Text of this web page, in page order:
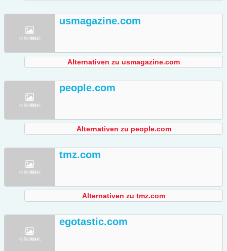
usmagazine.com
Alternativen zu usmagazine.com
people.com
Alternativen zu people.com
tmz.com
Alternativen zu tmz.com
egotastic.com